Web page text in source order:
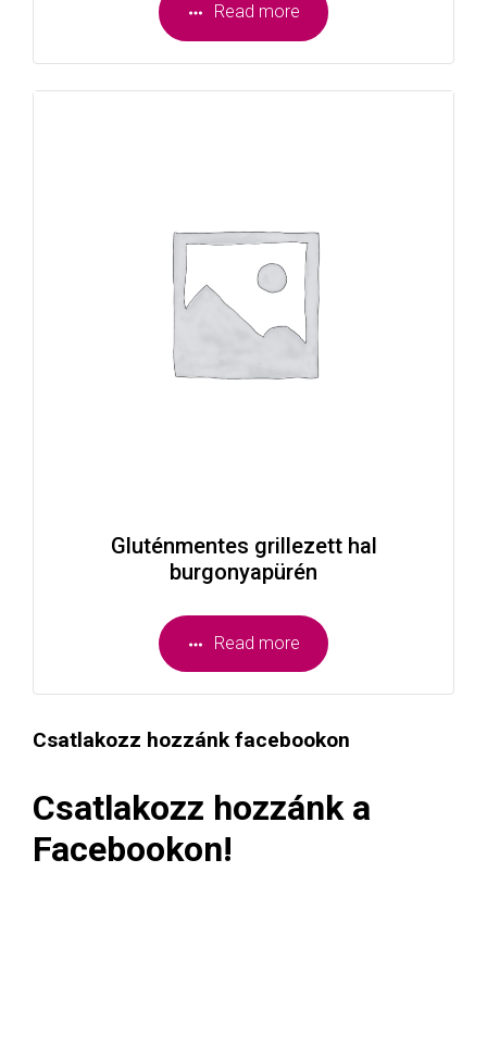
Read more
Gluténmentes grillezett hal
burgonyapürén
Read more
Csatlakozz hozzánk facebookon
Csatlakozz hozzánk a
Facebookon!